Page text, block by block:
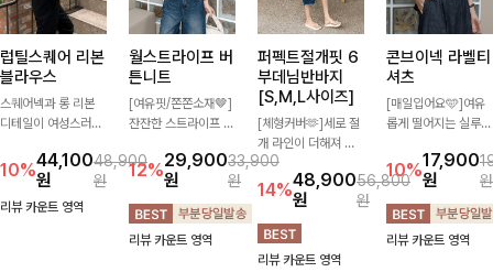
럽틸스퀘어 리본
블라우스
스퀘어넥과 롱 리본
디테일이 여성스러운
는 블라우스입니다.
자연스럽게 잡힌 셔링
과 봉긋한 소매가 여
10%44,100
원
48,900
원
리뷰 카운트 영역
월스트라이프 버
튼니트
[여유핏/쫀쫀소재🤎]
잔잔한 스트라이프 패
더해져 캐주얼하면서
도 세련된 무드를 연
출해주는 니트- 가볍
고 부드러운 착용감으
로 단독은 물론 데일
12%29,900
원
33,900
원
리뷰 카운트 영역
퍼펙트절개핏 6
부데님반바지
[S,M,L사이즈]
[체형커버🫶]세로 절
개 라인이 더해져 다
리 라인을 더욱 길고
슬림하게 연출해주는
5부 데님 반바지 🤍
부담 없는 기장과 여
유로운 핏으로 편안하
게 착용되며 다양한
14%48,900
원
56,800
원
리뷰 카운트 영역
콘브이넥 라벨티
셔츠
[매일입어요🩵]여유
롭게 떨어지는 실루엣
자인으로 데일리하게
즐기기 좋은 티셔츠-
소매 라벨 디테일이
은은한 포인트를 더해
심플하면서도 센스 있
10%17,900
원
원
리뷰 카운트 영역